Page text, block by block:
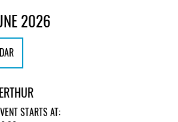
2026
STARTS AT: